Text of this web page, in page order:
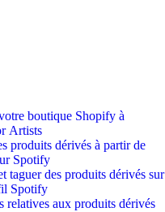
boutique Shopify à
Artists
produits dérivés à partir de
Spotify
taguer des produits dérivés sur
Spotify
relatives aux produits dérivés